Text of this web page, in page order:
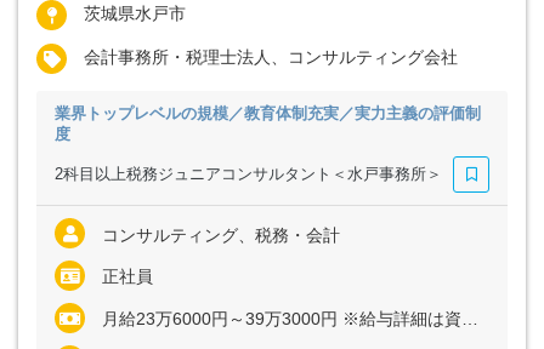
茨城県水戸市
会計事務所・税理士法人、コンサルティング会社
業界トップレベルの規模／教育体制充実／実力主義の評価制
度
2科目以上税務ジュニアコンサルタント＜水戸事務所＞
コンサルティング、税務・会計
正社員
月給23万6000円～39万3000円 ※給与詳細は資格・経験・前職等を考慮の上同社規定により決定いたします ※インセンティブ制度あり